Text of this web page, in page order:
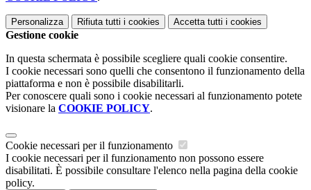
Personalizza Rifiuta tutti i cookies Accetta tutti i cookies
Gestione cookie
In questa schermata è possibile scegliere quali cookie consentire.
I cookie necessari sono quelli che consentono il funzionamento della
piattaforma e non è possibile disabilitarli.
Per conoscere quali sono i cookie necessari al funzionamento potete
visionare la COOKIE POLICY.
Cookie necessari per il funzionamento
I cookie necessari per il funzionamento non possono essere
disabilitati. È possibile consultare l'elenco nella pagina della cookie
policy.